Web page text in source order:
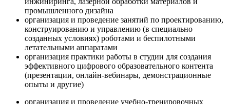
промышленного дизайна
организация и проведение занятий по проектированию,
конструированию и управлению (в специально
созданных условиях) роботами и беспилотными
летательными аппаратами
организация практики работы в студии для создания
эффективного цифрового образовательного контента
(презентации, онлайн-вебинары, демонстрационные
опыты и другие)
организация и проведение учебно-тренировочных